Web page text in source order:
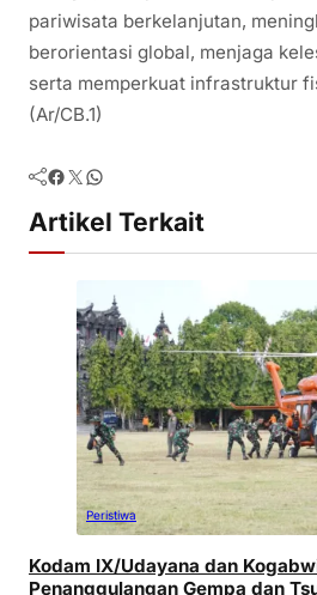
pariwisata berkelanjutan,
berorientasi global, menjaga
serta memperkuat infrastruktur
(Ar/CB.1)
Facebook Twitter WhatsApp
Artikel Terkait
Peristiwa
Kodam IX/Udayana dan
Penanggulangan Gempa dan